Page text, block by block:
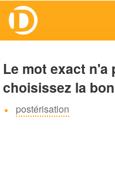
Le mot exact n'a
choisissez la
postérisation